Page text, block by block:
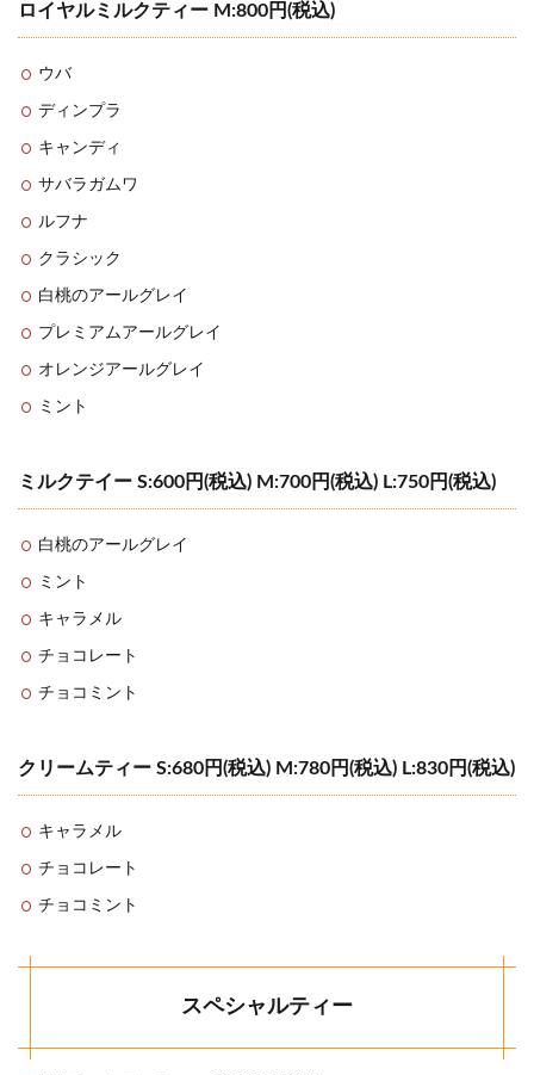
ロイヤルミルクティー M:800円(税込)
ウバ
ディンプラ
キャンディ
サバラガムワ
ルフナ
クラシック
白桃のアールグレイ
プレミアムアールグレイ
オレンジアールグレイ
ミント
ミルクテイー S:600円(税込) M:700円(税込) L:750円(税込)
白桃のアールグレイ
ミント
キャラメル
チョコレート
チョコミント
クリームティー S:680円(税込) M:780円(税込) L:830円(税込)
キャラメル
チョコレート
チョコミント
スペシャルティー